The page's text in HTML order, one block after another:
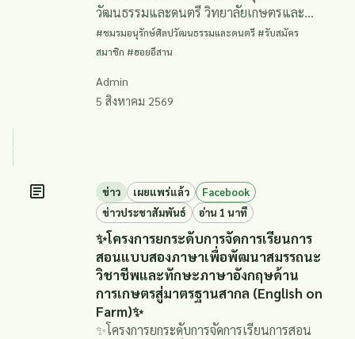
วัฒนธรรมและดนตรี วิทยาลัยเกษตรและ
เทคโนโลยีร้อยเอ็ด (ฮอยอีสาน) 🎶✨
#ชมรมอนุรักษ์ศิลปวัฒนธรรมและดนตรี #รับสมัคร
สมาชิก #ฮอยอีสาน
Admin
5 สิงหาคม 2569
ข่าว เผยแพร่แล้ว
Facebook
ข่าวประชาสัมพันธ์
อ่าน 1 นาที
✨โครงการยกระดับการจัดการเรียนการ
สอนแบบสองภาษาเพื่อพัฒนาสมรรถนะ
วิชาชีพและทักษะภาษาอังกฤษด้าน
การเกษตรสู่มาตรฐานสากล (English on
Farm)✨
✨โครงการยกระดับการจัดการเรียนการสอน